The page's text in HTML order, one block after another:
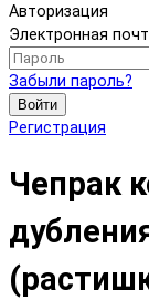
Авторизация
Электронная
Забыли пароль?
Войти
Регистрация
Чепрак